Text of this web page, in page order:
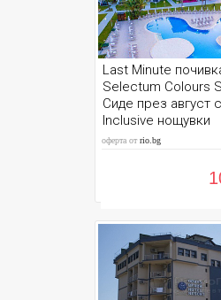
Last Minute
Selectum Colours
Сиде през август
Inclusive нощувки
оферта отrio.bg